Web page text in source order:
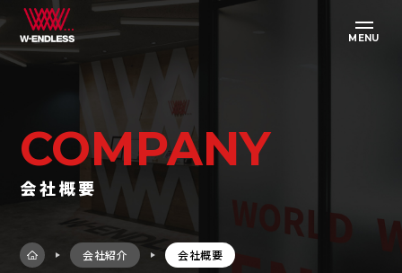
MENU
COMPANY
会社概要
会社紹介 会社概要